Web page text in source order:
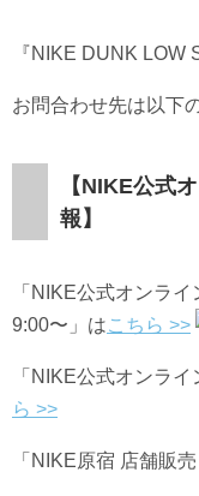
『NIKE DUNK LOW
お問合わせ先は以下
【NIKE公式
報】
「NIKE公式オンライ
9:00〜 」はこちら >>
「NIKE公式オンラ
ら >>
「 NIKE⁠原宿 店舗販